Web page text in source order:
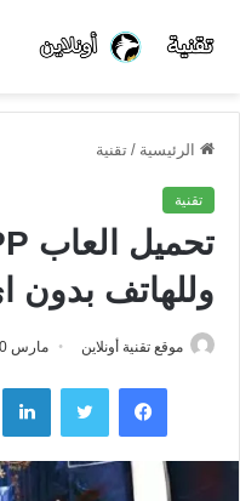
الرئيسية / تقنية
تقنية
وللهاتف بدون
موقع تقنية أونلاين مارس 20, 2022
فيسبوك تويتر